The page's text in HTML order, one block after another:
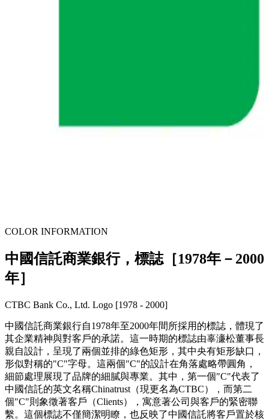
COLOR INFORMATION
中國信託商業銀行，標誌［1978年－2000
年］
CTBC Bank Co., Ltd. Logo [1978 - 2000]
中國信託商業銀行自1978年至2000年間所採用的標誌，體現了
其企業精神與對客戶的承諾。這一時期的標誌由辜濓松董事長
親自設計，呈現了兩個並排的綠色矩形，其中央有矩形缺口，
形似對稱的"C"字母。這兩個"C"的設計在角落處略帶圓角，
細節處理展現了品牌的細膩與專業。其中，第一個"C"代表了
中國信託的英文名稱Chinatrust（現更名為CTBC），而第二
個"C"則象徵著客戶（Clients），寓意著公司與客戶的緊密聯
繫。這個標誌不僅簡潔明瞭，也反映了中國信託將客戶置於核